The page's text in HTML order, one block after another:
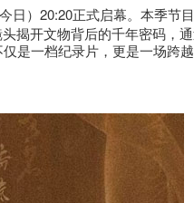
今日） 20:20正式启幕。本季节
揭开文物背后的千年密码，
是一档纪录片，更是一场跨